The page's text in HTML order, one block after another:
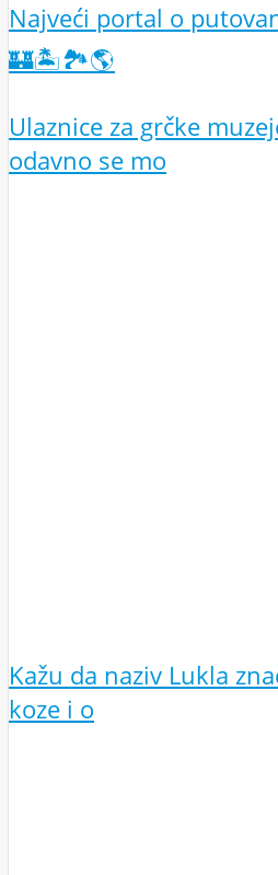
Najveći portal o
🏰🏝️🏞️🌎
Ulaznice za grčke
odavno se mo
Kažu da naziv Lukla
koze i o